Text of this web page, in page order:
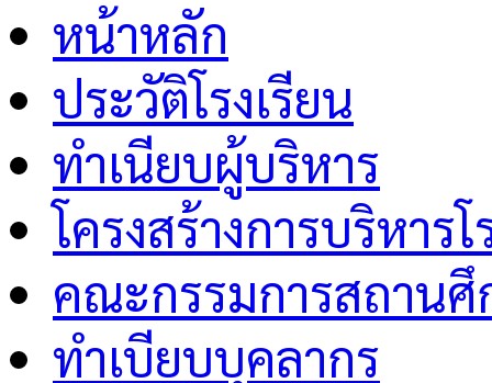
หน้าหลัก
ประวัติโรงเรียน
ทำเนียบผู้บริหาร
โครงสร้างการบริหารโ
คณะกรรมการสถาน
ทำเบียบบุคลากร